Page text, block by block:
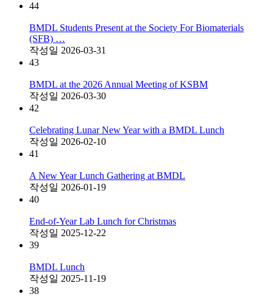
44
BMDL Students Present at the Society For Biomaterials
(SFB) …
작성일 2026-03-31
43
BMDL at the 2026 Annual Meeting of KSBM
작성일 2026-03-30
42
Celebrating Lunar New Year with a BMDL Lunch
작성일 2026-02-10
41
A New Year Lunch Gathering at BMDL
작성일 2026-01-19
40
End-of-Year Lab Lunch for Christmas
작성일 2025-12-22
39
BMDL Lunch
작성일 2025-11-19
38